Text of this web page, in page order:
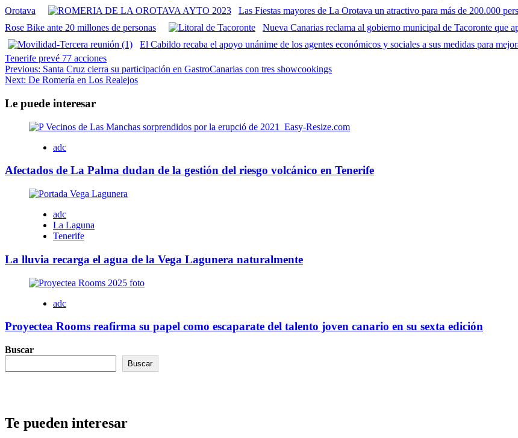
Orotava
Las Fiestas mayores de La Orotava un atractivo para más de 200.000
Rose Bike ante 20 millones de personas
Nueva Canarias reclama al gobierno municipal de Tacoronte que
El Cabildo recaba el apoyo unánime de los agentes económicos y sociales a sus medidas para
Tenerife prevé 77 acciones
Navegación
de
entradas
Previous: Santa Cruz cierra su participación en GastroCanarias con tres showcookings
Next: De Romería en Los Realejos
Le puede interesar
adc
Afectados de La Palma dudan de la gestión del riesgo volcánico en Tenerife
adc
La Laguna
Tenerife
La lluvia recarga el agua de la Vega Lagunera naturalmente
adc
Proyectea Rooms reafirma su papel como escaparate del talento joven canario en su sexta edición
Buscar
Buscar
Te pueden interesar